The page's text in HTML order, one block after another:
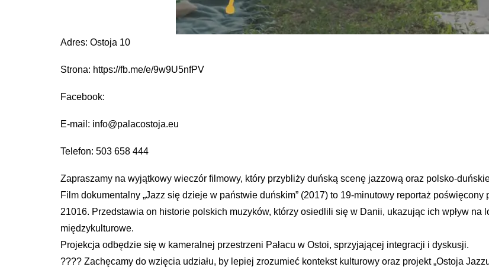
Adres: Ostoja 10
Strona: https://fb.me/e/9w9U5nfPV
Facebook:
E-mail: info@palacostoja.eu
Telefon: 503 658 444
Zapraszamy na wyjątkowy wieczór filmowy, który przybliży duńską scenę jazzową oraz polsko-
Film dokumentalny „Jazz się dzieje w państwie duńskim” (2017) to 19-minutowy reportaż
21016. Przedstawia on historie polskich muzyków, którzy osiedlili się w Danii, ukazując ich wpływ
międzykulturowe.
Projekcja odbędzie się w kameralnej przestrzeni Pałacu w Ostoi, sprzyjającej integracji i dyskusji.
???? Zachęcamy do wzięcia udziału, by lepiej zrozumieć kontekst kulturowy oraz projekt „Ostoja